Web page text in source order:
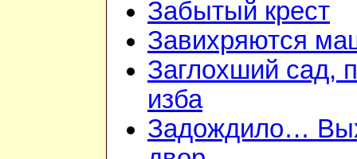
Забытый крест
Завихряются
Заглохший сад,
изба
Задождило…